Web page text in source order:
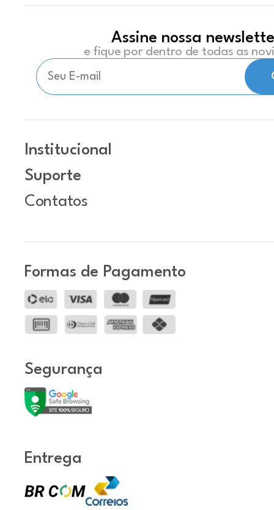
Assine nossa
e fique por dentro de todas as
Institucional
Suporte
Contatos
Formas de Pagamento
Segurança
Entrega